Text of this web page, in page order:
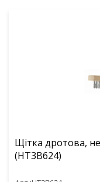
Щітка дротова,
(HT3B624)